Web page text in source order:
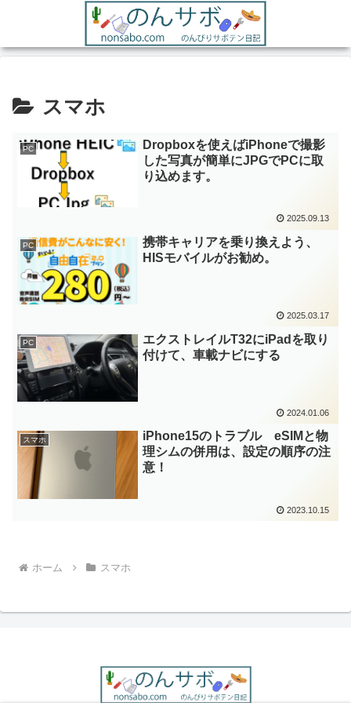
スマホ
PC
Dropboxを使えばiPhoneで撮影
した写真が簡単にJPGでPCに取
り込めます。
2025.09.13
PC
携帯キャリアを乗り換えよう、
HISモバイルがお勧め。
2025.03.17
PC
エクストレイルT32にiPadを取り
付けて、車載ナビにする
2024.01.06
スマホ
iPhone15のトラブル eSIMと物
理シムの併用は、設定の順序の注
意！
2023.10.15
ホーム スマホ